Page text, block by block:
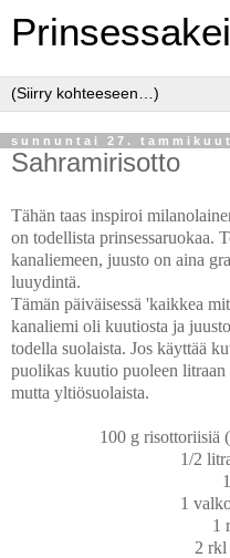
sunnuntai 27.
Sahramirisotto
Tähän taas inspiroi
on todellista prinsessaruokaa.
kanaliemeen, juusto on aina
luuydintä.
Tämän päiväisessä 'kaikkea
kanaliemi oli kuutiosta ja juusto
todella suolaista. Jos käyttää
puolikas kuutio puoleen
mutta yltiösuolaista.
100 g risottoriisiä
1/2
1
1
2